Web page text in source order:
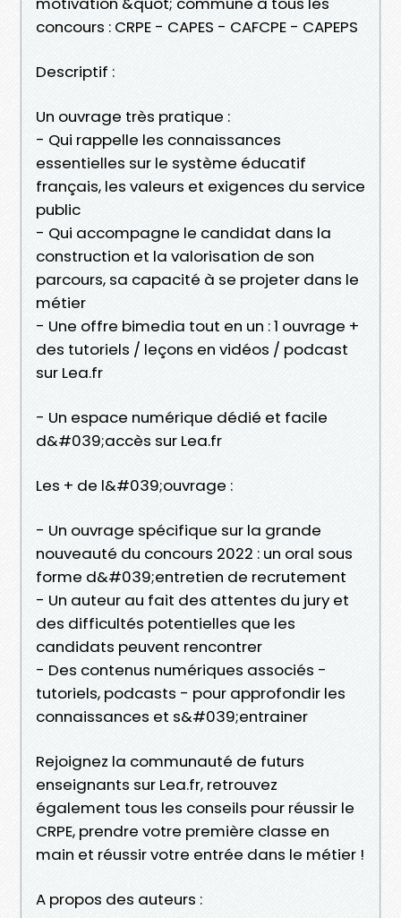
concours : CRPE - CAPES - CAFCPE - CAPEPS
Descriptif :
Un ouvrage très pratique :
- Qui rappelle les connaissances
essentielles sur le système éducatif
français, les valeurs et exigences du service
public
- Qui accompagne le candidat dans la
construction et la valorisation de son
parcours, sa capacité à se projeter dans le
métier
- Une offre bimedia tout en un : 1 ouvrage +
des tutoriels / leçons en vidéos / podcast
sur Lea.fr
- Un espace numérique dédié et facile
d&#039;accès sur Lea.fr
Les + de l&#039;ouvrage :
- Un ouvrage spécifique sur la grande
nouveauté du concours 2022 : un oral sous
forme d&#039;entretien de recrutement
- Un auteur au fait des attentes du jury et
des difficultés potentielles que les
candidats peuvent rencontrer
- Des contenus numériques associés -
tutoriels, podcasts - pour approfondir les
connaissances et s&#039;entrainer
Rejoignez la communauté de futurs
enseignants sur Lea.fr, retrouvez
également tous les conseils pour réussir le
CRPE, prendre votre première classe en
main et réussir votre entrée dans le métier !
A propos des auteurs :